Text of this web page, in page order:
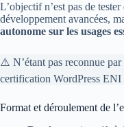
L’objectif n’est pas de
développement avancées,
autonome sur les usages
⚠️ N’étant pas reconnue par
certification WordPress ENI
Format et déroulement de